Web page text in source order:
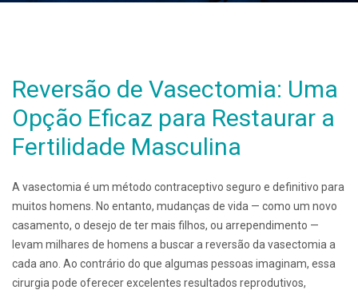
Reversão de Vasectomia: Uma
Opção Eficaz para Restaurar a
Fertilidade Masculina
A vasectomia é um método contraceptivo seguro e definitivo para
muitos homens. No entanto, mudanças de vida — como um novo
casamento, o desejo de ter mais filhos, ou arrependimento —
levam milhares de homens a buscar a reversão da vasectomia a
cada ano. Ao contrário do que algumas pessoas imaginam, essa
cirurgia pode oferecer excelentes resultados reprodutivos,